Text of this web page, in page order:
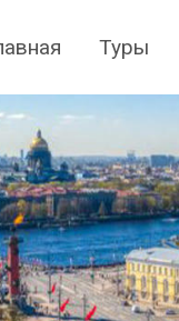
Туры